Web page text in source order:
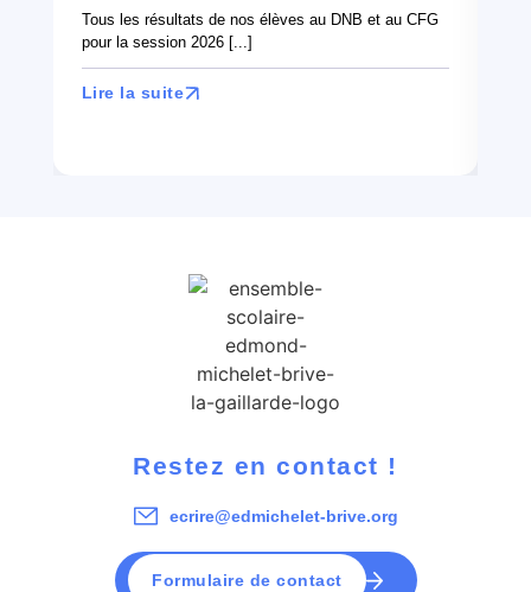
Tous les résultats de nos élèves au DNB et au CFG
pour la session 2026 [...]
Lire la suite
Restez en contact !
ecrire@edmichelet-brive.org
Formulaire de contact